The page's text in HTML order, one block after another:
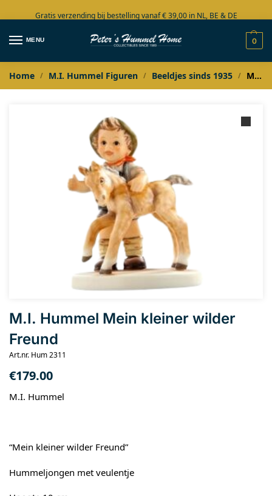
Gratis verzending bij bestelling vanaf € 39,00 in NL, BE & DE
Grote collectie in voorraad
MENU 0
Home / M.I. Hummel Figuren / Beeldjes sinds 1935 / M.I. Hummel Mein kleiner wilder Freund
M.I. Hummel Mein kleiner wilder
Freund
Art.nr. Hum 2311
€179.00
M.I. Hummel
“Mein kleiner wilder Freund”
Hummeljongen met veulentje